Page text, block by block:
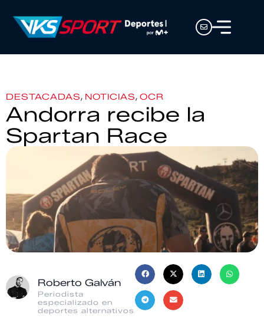
DESTACADAS, NOTICIAS, OCR
Andorra recibe la
Spartan Race
Roberto Galván
Periodista
especializado en
deportes alternativos